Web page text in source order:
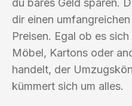
du bares Geld sparen.
dir einen
Preisen. Egal ob es
Möbel, Kartons oder
handelt, der
kümmert sich um alles.